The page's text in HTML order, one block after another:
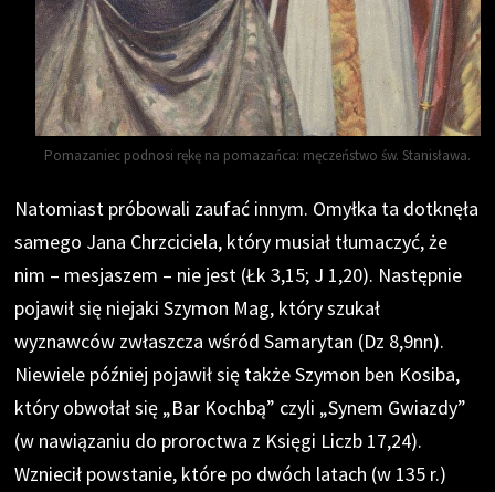
Pomazaniec podnosi rękę na pomazańca: męczeństwo św. Stanisława.
Natomiast próbowali zaufać innym. Omyłka ta dotknęła
samego Jana Chrzciciela, który musiał tłumaczyć, że
nim – mesjaszem – nie jest (Łk 3,15; J 1,20). Następnie
pojawił się niejaki Szymon Mag, który szukał
wyznawców zwłaszcza wśród Samarytan (Dz 8,9nn).
Niewiele później pojawił się także Szymon ben Kosiba,
który obwołał się „Bar Kochbą” czyli „Synem Gwiazdy”
(w nawiązaniu do proroctwa z Księgi Liczb 17,24).
Wzniecił powstanie, które po dwóch latach (w 135 r.)